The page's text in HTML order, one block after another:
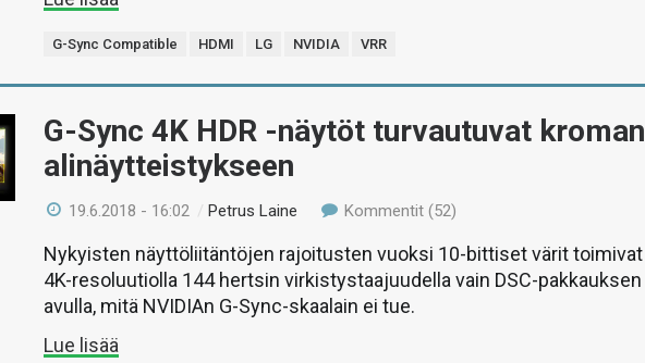
G-Sync Compatible HDMI LG NVIDIA VRR
G-Sync 4K HDR -näytöt turvautuvat kroman
alinäytteistykseen
19.6.2018 - 16:02 /Petrus Laine Kommentit (52)
Nykyisten näyttöliitäntöjen rajoitusten vuoksi 10-bittiset värit toimivat
4K-resoluutiolla 144 hertsin virkistystaajuudella vain DSC-pakkauksen
avulla, mitä NVIDIAn G-Sync-skaalain ei tue.
Lue lisää